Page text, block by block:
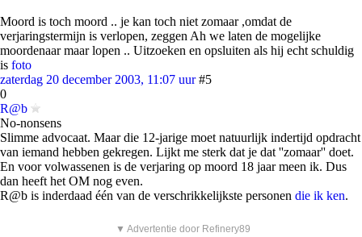
Moord is toch moord .. je kan toch niet zomaar ,omdat de
verjaringstermijn is verlopen, zeggen Ah we laten de mogelijke
moordenaar maar lopen .. Uitzoeken en opsluiten als hij echt schuldig
is foto
zaterdag 20 december 2003, 11:07 uur #5
0
R@b
No-nonsens
Slimme advocaat. Maar die 12-jarige moet natuurlijk indertijd opdracht
van iemand hebben gekregen. Lijkt me sterk dat je dat ''zomaar'' doet.
En voor volwassenen is de verjaring op moord 18 jaar meen ik. Dus
dan heeft het OM nog even.
R@b is inderdaad één van de verschrikkelijkste personen die ik ken.
▼ Advertentie door Refinery89